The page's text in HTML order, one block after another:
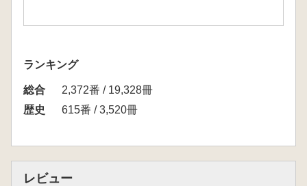
ランキング
総合
2,372番 / 19,328冊
歴史
615番 / 3,520冊
レビュー